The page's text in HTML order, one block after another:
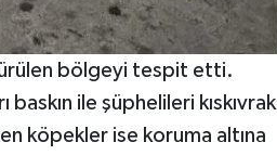
bölgeyi tespit etti.
ile şüphelileri kıskıvrak
köpekler ise koruma altına